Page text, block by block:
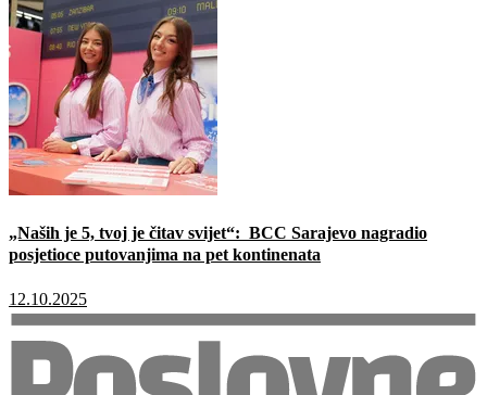
„Naših je 5, tvoj je čitav svijet“: BCC Sarajevo nagradio
posjetioce putovanjima na pet kontinenata
12.10.2025